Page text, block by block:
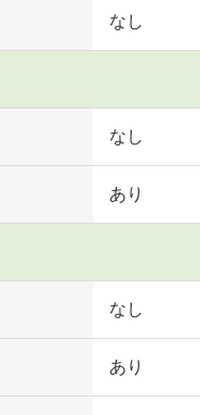
なし
なし
あり
なし
あり